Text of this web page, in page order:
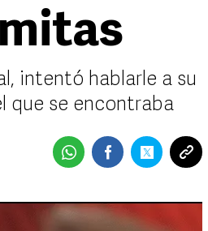
intentó hablarle a su
que se encontraba